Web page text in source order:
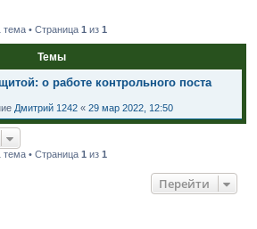
тема • Страница1 из1
Темы
о работе контрольного поста
Дмитрий 1242 « 29 мар 2022, 12:50
тема • Страница1 из1
Перейти